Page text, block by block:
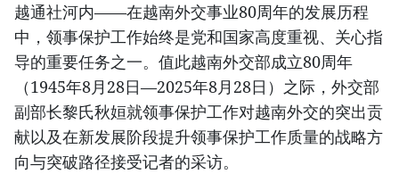
越通社河内——在越南外交事业80周年的发展历程
中，领事保护工作始终是党和国家高度重视、关心指
导的重要任务之一。值此越南外交部成立80周年
（1945年8月28日—2025年8月28日）之际，外交部
副部长黎氏秋姮就领事保护工作对越南外交的突出贡
献以及在新发展阶段提升领事保护工作质量的战略方
向与突破路径接受记者的采访。